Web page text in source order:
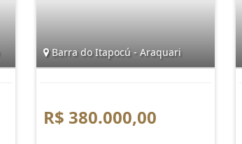
Barra do Itapocú - Araquari
R$ 380.000,00